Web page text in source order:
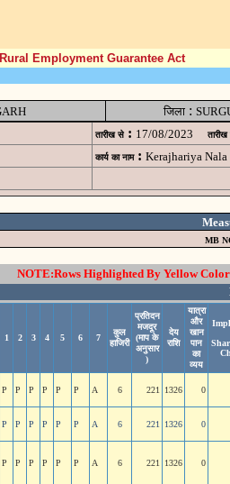
Employment Guarantee Act
जिला:
तारीख से : 17/08/2023 तारीख
कार्य का नाम : Kerajhariya Nala
MB
NOTE:Rows Highlighted By Yellow
1 2 3 4 5 6 7
कुल
हाजिरी
प्रतिदन
मजदूर
(माप के
अनुसार
)
देय
राशि
यात्रा
और
खान
पान
का
व्यय
P P P P P P A 6 221 1326 0
P P P P P P A 6 221 1326 0
P P P P P P A 6 221 1326 0